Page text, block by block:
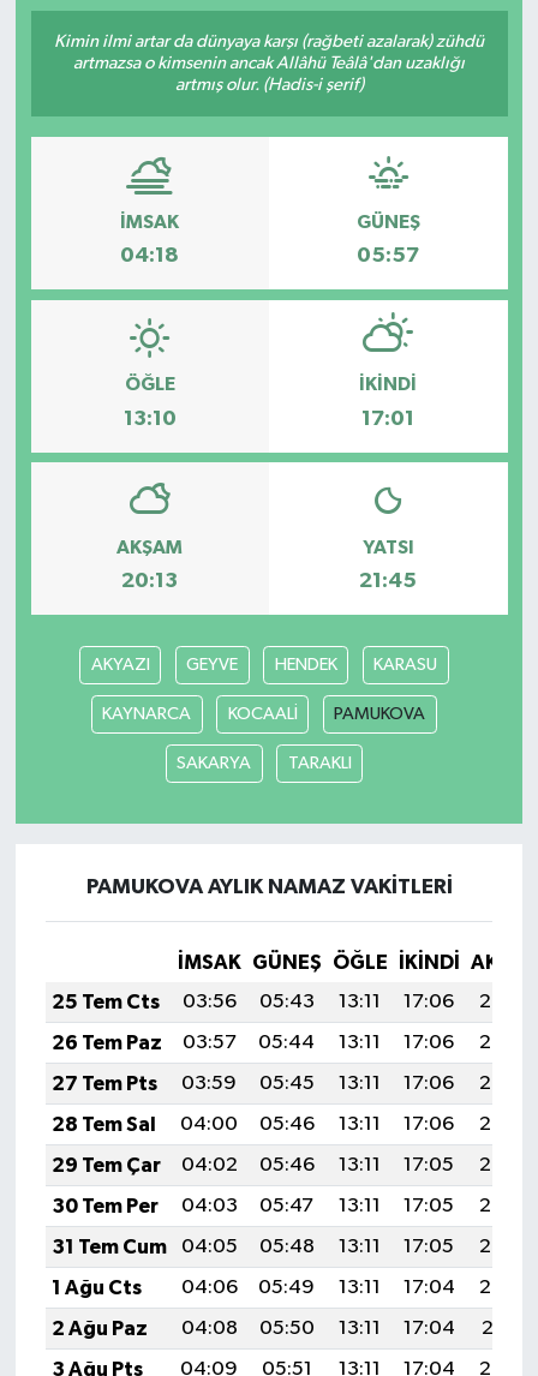
Kimin ilmi artar da dünyaya karşı (rağbeti azalarak) zühdü
artmazsa o kimsenin ancak Allâhü Teâlâ'dan uzaklığı
artmış olur. (Hadis-i şerif)
İMSAK
04:18
GÜNEŞ
05:57
ÖĞLE
13:10
İKINDI
17:01
AKŞAM
20:13
YATSI
21:45
AKYAZI GEYVE HENDEK KARASU
KAYNARCA KOCAALİ PAMUKOVA
SAKARYA TARAKLI
PAMUKOVA AYLIK NAMAZ VAKITLERI
İMSAK GÜNEŞ ÖĞLE İKINDI
25 Tem Cts
03:56 05:43 13:11 17:06
20:29
26 Tem Paz
03:57 05:44 13:11 17:06
20:28
27 Tem Pts
03:59 05:45 13:11 17:06
20:27
28 Tem Sal
04:00 05:46 13:11 17:06
20:26
29 Tem Çar
04:02 05:46 13:11 17:05
20:25
30 Tem Per
04:03 05:47 13:11 17:05
20:24
31 Tem Cum
04:05 05:48 13:11 17:05
20:23
1 Ağu Cts
04:06 05:49 13:11 17:04
20:22
2 Ağu Paz
04:08 05:50 13:11 17:04
20:21
3 Ağu Pts
04:09 05:51 13:11 17:04
20:20